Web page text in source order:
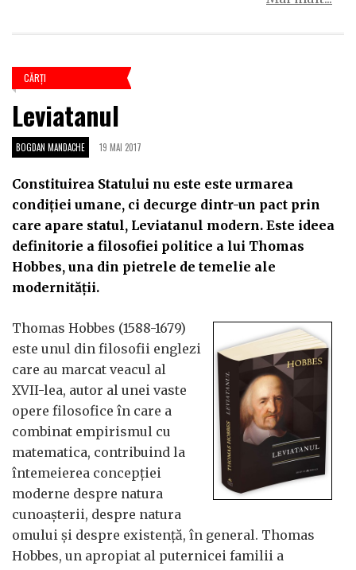
CĂRŢI
Leviatanul
BOGDAN MANDACHE 19 MAI 2017
Constituirea Statului nu este este urmarea
condiției umane, ci decurge dintr-un pact prin
care apare statul, Leviatanul modern. Este ideea
definitorie a filosofiei politice a lui Thomas
Hobbes, una din pietrele de temelie ale
modernității.
Thomas Hobbes (1588-1679)
este unul din filosofii englezi
care au marcat veacul al
XVII-lea, autor al unei vaste
opere filosofice în care a
combinat empirismul cu
matematica, contribuind la
întemeierea concepției
moderne despre natura
cunoașterii, despre natura
omului și despre existență, în general. Thomas
Hobbes, un apropiat al puternicei familii a